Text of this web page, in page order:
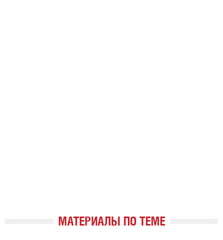
МАТЕРИАЛЫ ПО ТЕМЕ